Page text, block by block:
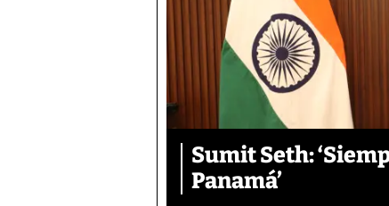
Sumit Seth:
Panamá’